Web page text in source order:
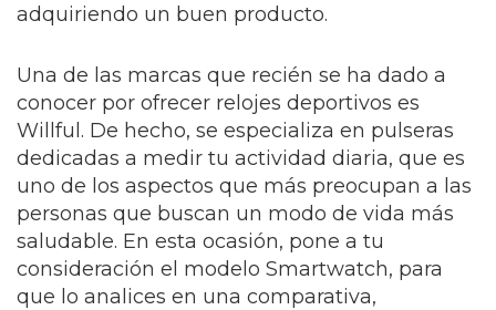
adquiriendo un buen producto.
Una de las marcas que recién se ha dado a
conocer por ofrecer relojes deportivos es
Willful. De hecho, se especializa en pulseras
dedicadas a medir tu actividad diaria, que es
uno de los aspectos que más preocupan a las
personas que buscan un modo de vida más
saludable. En esta ocasión, pone a tu
consideración el modelo Smartwatch, para
que lo analices en una comparativa,